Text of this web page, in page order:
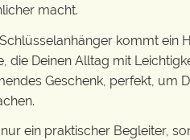
macht.
kommt ein
die Deinen Alltag mit
Geschenk, perfekt, um
ein praktischer Begleiter,